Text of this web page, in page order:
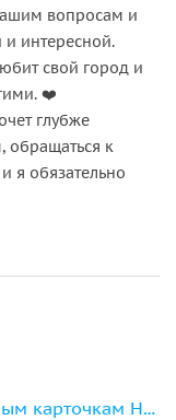
вопросам и
интересной.
свой город и
❤️
глубже
обращаться к
я обязательно
Пешеходная экскурсия по визитным карточкам Нижнего Новгорода